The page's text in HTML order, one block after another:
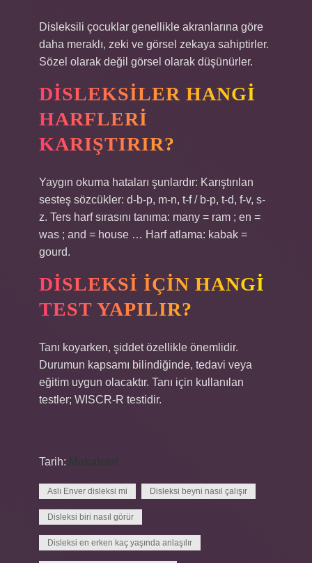
Disleksili çocuklar genellikle akranlarına göre
daha meraklı, zeki ve görsel zekaya sahiptirler.
Sözel olarak değil görsel olarak düşünürler.
DISLEKSILER HANGI
HARFLERI
KARIŞTIRIR?
Yaygın okuma hataları şunlardır: Karıştırılan
sesteş sözcükler: d-b-p, m-n, t-f / b-p, t-d, f-v, s-
z. Ters harf sırasını tanıma: many = ram ; en =
was ; and = house … Harf atlama: kabak =
gourd.
DISLEKSI IÇIN HANGI
TEST YAPILIR?
Tanı koyarken, şiddet özellikle önemlidir.
Durumun kapsamı bilindiğinde, tedavi veya
eğitim uygun olacaktır. Tanı için kullanılan
testler; WISCR-R testidir.
Tarih:
Aslı Enver disleksi mi Disleksi beyni nasıl çalışır
Disleksi biri nasıl görür
Disleksi en erken kaç yaşında anlaşılır